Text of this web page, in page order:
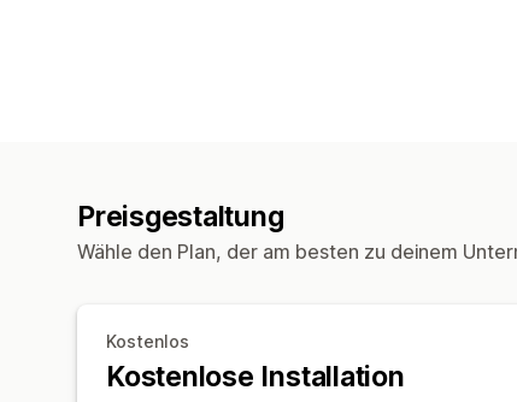
Preisgestaltung
Wähle den Plan, der am besten zu deinem
Kostenlos
Kostenlose Installation